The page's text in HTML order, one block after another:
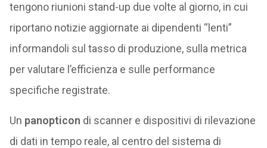
tengono riunioni stand-up due volte al giorno, in cui
riportano notizie aggiornate ai dipendenti “lenti”
informandoli sul tasso di produzione, sulla metrica
per valutare l’efficienza e sulle performance
specifiche registrate.
Un panopticon di scanner e dispositivi di rilevazione
di dati in tempo reale, al centro del sistema di